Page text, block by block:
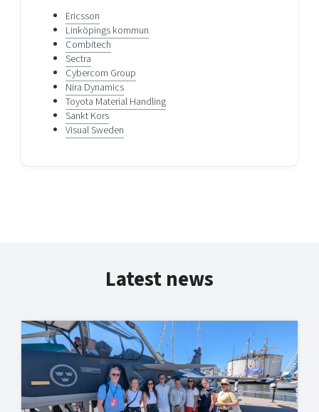
Ericsson
Linköpings kommun
Combitech
Sectra
Cybercom Group
Nira Dynamics
Toyota Material Handling
Sankt Kors
Visual Sweden
Latest news